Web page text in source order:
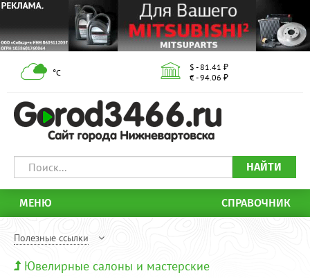
°С
$ - 81.41 ₽
€ - 94.06 ₽
НАЙТИ
МЕНЮ СПРАВОЧНИК
Полезные ссылки
Ювелирные салоны и мастерские